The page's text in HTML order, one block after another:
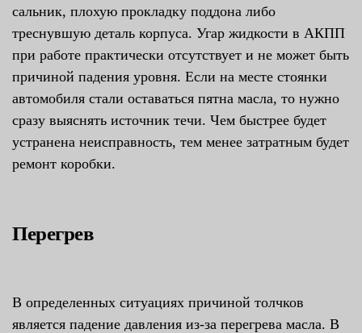
сальник, плохую прокладку поддона либо
треснувшую деталь корпуса. Угар жидкости в АКПП
при работе практически отсутствует и не может быть
причиной падения уровня. Если на месте стоянки
автомобиля стали оставаться пятна масла, то нужно
сразу выяснять источник течи. Чем быстрее будет
устранена неисправность, тем менее затратным будет
ремонт коробки.
Перегрев
В определенных ситуациях причиной толчков
является падение давления из-за перегрева масла. В